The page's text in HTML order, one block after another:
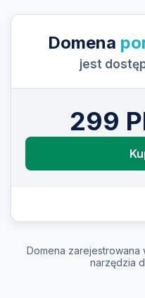
Domena
jest
299
Domena zarejestrowana
narzędzia